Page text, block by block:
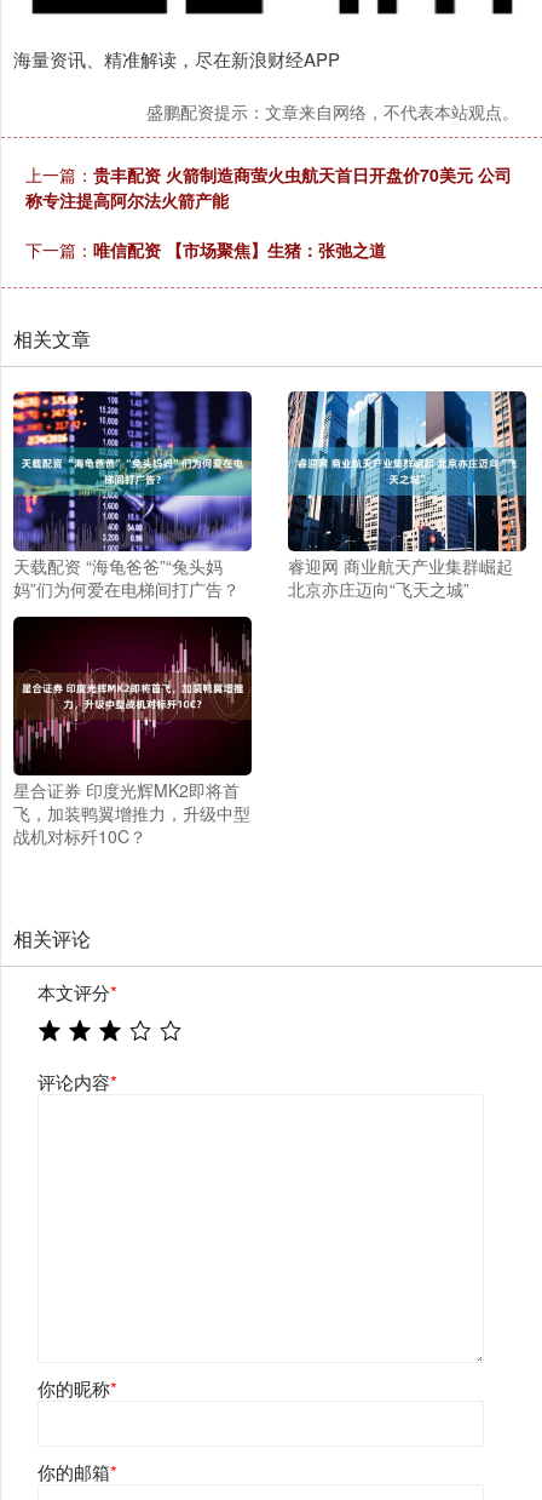
海量资讯、精准解读，尽在新浪财经APP
盛鹏配资提示：文章来自网络，不代表本站观点。
上一篇： 贵丰配资 火箭制造商萤火虫航天首日开盘价70美元 公司
称专注提高阿尔法火箭产能
下一篇： 唯信配资 【市场聚焦】生猪：张弛之道
相关文章
天载配资 “海龟爸爸”“兔头妈
妈”们为何爱在电梯间打广告？
睿迎网 商业航天产业集群崛起
北京亦庄迈向“飞天之城”
星合证券 印度光辉MK2即将首
飞，加装鸭翼增推力，升级中型
战机对标歼10C？
相关评论
本文评分*
评论内容*
你的昵称*
你的邮箱*